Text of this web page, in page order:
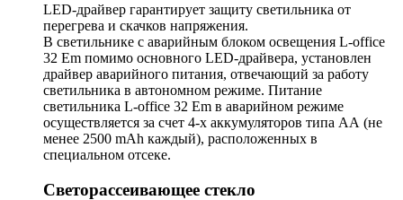
LED-драйвер гарантирует защиту светильника от
перегрева и скачков напряжения.
В светильнике с аварийным блоком освещения L-office
32 Em помимо основного LED-драйвера, установлен
драйвер аварийного питания, отвечающий за работу
светильника в автономном режиме. Питание
светильника L-office 32 Em в аварийном режиме
осуществляется за счет 4-х аккумуляторов типа АА (не
менее 2500 mAh каждый), расположенных в
специальном отсеке.
Светорассеивающее стекло